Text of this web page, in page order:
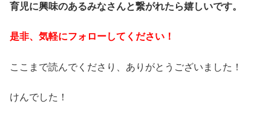
育児に興味のあるみなさんと繋がれたら嬉しいです。
是非、気軽にフォローしてください！
ここまで読んでくださり、ありがとうございました！
けんでした！